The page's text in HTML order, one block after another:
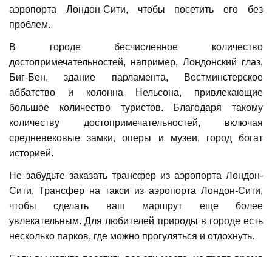
аэропорта Лондон-Сити, чтобы посетить его без
проблем.
В городе бесчисленное количество
достопримечательностей, например, Лондонский глаз,
Биг-Бен, здание парламента, Вестминстерское
аббатство и колонна Нельсона, привлекающие
большое количество туристов. Благодаря такому
количеству достопримечательностей, включая
средневековые замки, оперы и музеи, город богат
историей.
Не забудьте заказать трансфер из аэропорта Лондон-
Сити, Трансфер на такси из аэропорта Лондон-Сити,
чтобы сделать ваш маршрут еще более
увлекательным. Для любителей природы в городе есть
несколько парков, где можно прогуляться и отдохнуть.